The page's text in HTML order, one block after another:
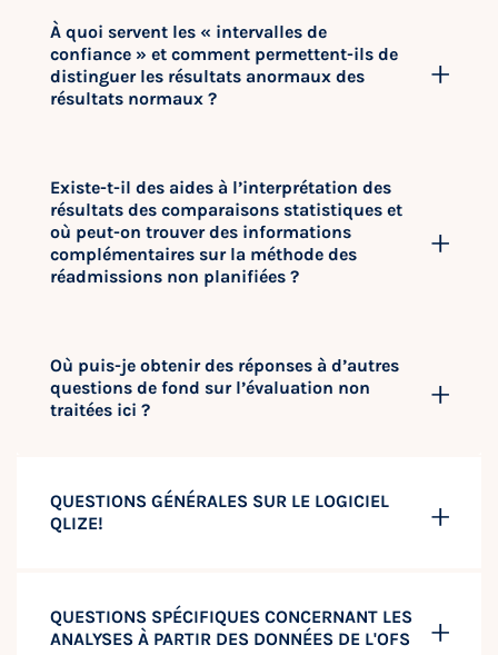
À quoi servent les « intervalles de
confiance » et comment permettent-ils de
distinguer les résultats anormaux des
résultats normaux ?
Existe-t-il des aides à l’interprétation des
résultats des comparaisons statistiques et
où peut-on trouver des informations
complémentaires sur la méthode des
réadmissions non planifiées ?
Où puis-je obtenir des réponses à d’autres
questions de fond sur l’évaluation non
traitées ici ?
QUESTIONS GÉNÉRALES SUR LE LOGICIEL
QLIZE!
QUESTIONS SPÉCIFIQUES CONCERNANT LES
ANALYSES À PARTIR DES DONNÉES DE L'OFS